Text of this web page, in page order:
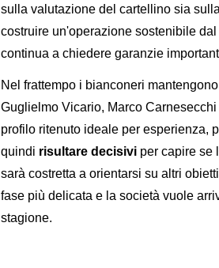
sulla valutazione del cartellino sia
costruire un'operazione sostenibile
continua a chiedere garanzie
Nel frattempo i bianconeri
Guglielmo Vicario, Marco
profilo ritenuto ideale per esperienza,
quindi risultare decisivi per capire se
sarà costretta a orientarsi su altri
fase più delicata e la società vuole
stagione.